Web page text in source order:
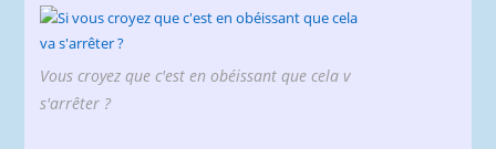
Vous croyez que c'est en obéissant que cela v
s'arrêter ?